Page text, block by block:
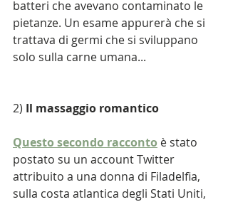
batteri che avevano contaminato le
pietanze. Un esame appurerà che si
trattava di germi che si sviluppano
solo sulla carne umana...
2) Il massaggio romantico
Questo secondo racconto è stato
postato su un account Twitter
attribuito a una donna di Filadelfia,
sulla costa atlantica degli Stati Uniti,